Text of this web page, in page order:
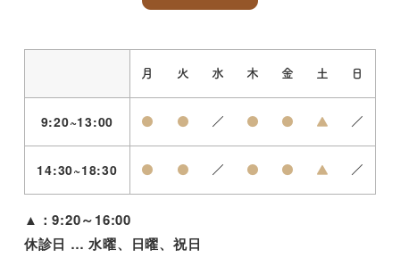
月 火 水 木 金 土 日
9:20~13:00 ● ● ／ ● ● ▲ ／
14:30~18:30 ● ● ／ ● ● ▲ ／
▲：9:20～16:00
休診日 … 水曜、日曜、祝日